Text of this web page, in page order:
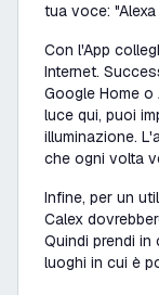
tua voce:
Con l'App
Internet.
Google Home o
luce qui, puoi
illuminazione.
che ogni volta
Infine, per un
Calex
Quindi prendi
luoghi in cui è